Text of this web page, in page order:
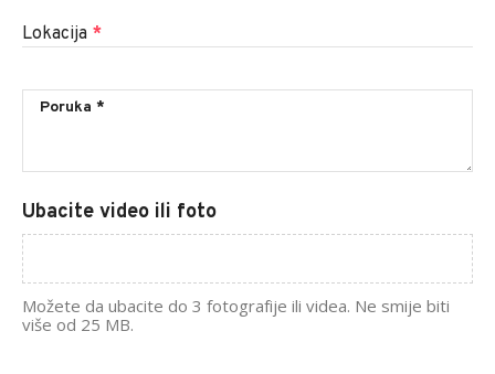
Lokacija *
Ubacite video ili foto
Možete da ubacite do 3 fotografije ili videa. Ne smije biti
više od 25 MB.